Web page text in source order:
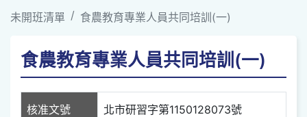
未開班清單 食農教育專業人員共同培訓(一)
食農教育專業人員共同培訓(一)
核准文號 北市研習字第1150128073號